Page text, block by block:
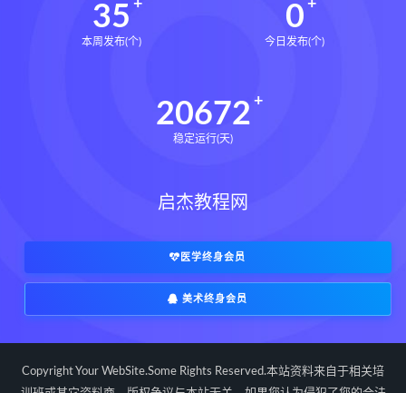
35
本周发布(个)
0
今日发布(个)
20672
稳定运行(天)
启杰教程网
医学终身会员
美术终身会员
Copyright Your WebSite.Some Rights Reserved.本站资料来自于相关培